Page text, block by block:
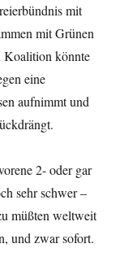
mit
mit Grünen
Koalition könnte
eine
aufnimmt und
2- oder gar
sehr schwer –
müßten weltweit
und zwar sofort.